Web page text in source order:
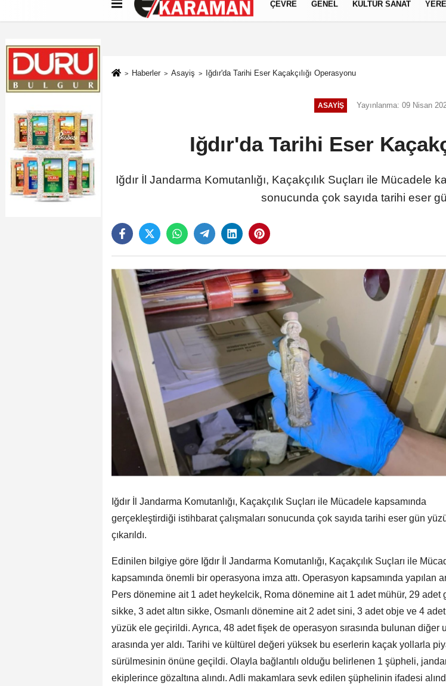
Künye İletişim Çerez Politikası Gizlilik İlkeleri
ÇEVRE GENEL KÜLTÜR SANAT
Haberler Asayiş Iğdır'da Tarihi Eser Kaçakçılığı Operasyonu
ASAYIŞ Yayınlanma: 09 Nisan
Iğdır'da Tarihi Eser
Iğdır İl Jandarma Komutanlığı, Kaçakçılık Suçları ile Mücadele
sonucunda çok sayıda tarihi eser
Iğdır İl Jandarma Komutanlığı, Kaçakçılık Suçları ile Mücadele kapsamında
gerçekleştirdiği istihbarat çalışmaları sonucunda çok sayıda tarihi eser gün
çıkarıldı.
Edinilen bilgiye göre Iğdır İl Jandarma Komutanlığı, Kaçakçılık Suçları ile
kapsamında önemli bir operasyona imza attı. Operasyon kapsamında yapılan
Pers dönemine ait 1 adet heykelcik, Roma dönemine ait 1 adet mühür, 29 adet
sikke, 3 adet altın sikke, Osmanlı dönemine ait 2 adet sini, 3 adet obje ve 4 adet
yüzük ele geçirildi. Ayrıca, 48 adet fişek de operasyon sırasında bulunan diğer
arasında yer aldı. Tarihi ve kültürel değeri yüksek bu eserlerin kaçak yollarla
sürülmesinin önüne geçildi. Olayla bağlantılı olduğu belirlenen 1 şüpheli,
ekiplerince gözaltına alındı. Adli makamlara sevk edilen şüphelinin ifadesi